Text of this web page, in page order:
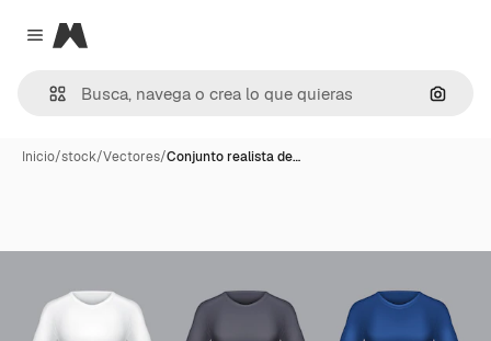
Close menu
Magnific
Inicio/stock/Vectores/Conjunto realista de…